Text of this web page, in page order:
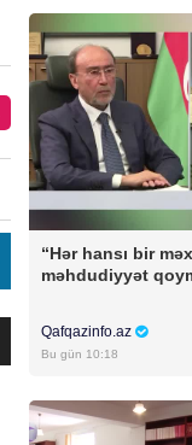
“Hər hansı bir
məhdudiyyət
Qafqazinfo.az
Bu gün 10:18